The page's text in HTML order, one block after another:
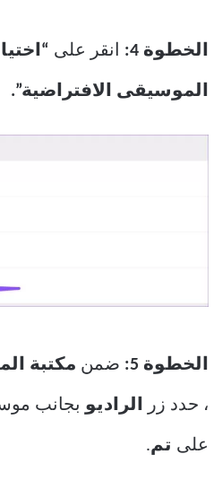
الخطوة 4: انقر على
الموسيقى الافتراضية”.
الخطوة 5: ضمن مكتبة
، حدد زر الراديو
على تم.